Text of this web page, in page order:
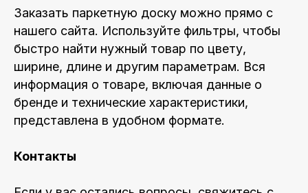
Заказать паркетную доску можно прямо с
нашего сайта. Используйте фильтры, чтобы
быстро найти нужный товар по цвету,
ширине, длине и другим параметрам. Вся
информация о товаре, включая данные о
бренде и технические характеристики,
представлена в удобном формате.
Контакты